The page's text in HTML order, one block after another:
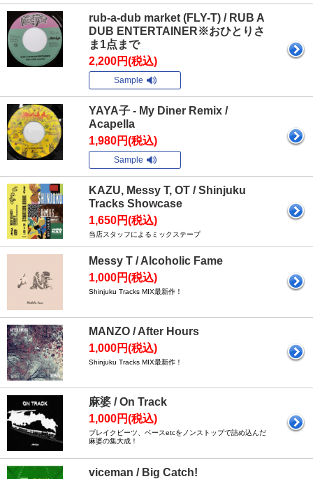
rub-a-dub market (FLY-T) / RUB A
DUB ENTERTAINER※おひとりさ
ま1点まで
2,200円(税込)
Sample
YAYA子 - My Diner Remix /
Acapella
1,980円(税込)
Sample
KAZU, Messy T, OT / Shinjuku
Tracks Showcase
1,650円(税込)
当店スタッフによるミックステープ
Messy T / Alcoholic Fame
1,000円(税込)
Shinjuku Tracks MIX最新作！
MANZO / After Hours
1,000円(税込)
Shinjuku Tracks MIX最新作！
麻婆 / On Track
1,000円(税込)
ブレイクビーツ、ベースetcをノンストップで詰め込んだ
麻婆の集大成！
viceman / Big Catch!